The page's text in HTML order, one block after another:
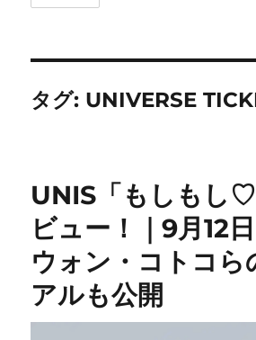
タグ: UNIVERSE
UNIS「もしもし
ビュー！｜9月12
ウォン・コトコら
アルも公開